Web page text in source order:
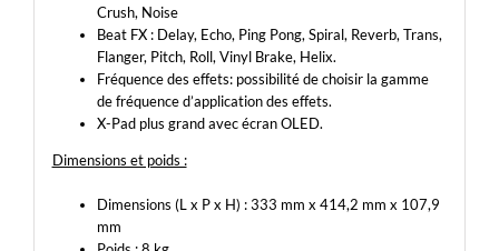
Crush, Noise
Beat FX : Delay, Echo, Ping Pong, Spiral, Reverb, Trans,
Flanger, Pitch, Roll, Vinyl Brake, Helix.
Fréquence des effets: possibilité de choisir la gamme
de fréquence d’application des effets.
X-Pad plus grand avec écran OLED.
Dimensions et poids :
Dimensions (L x P x H) : 333 mm x 414,2 mm x 107,9
mm